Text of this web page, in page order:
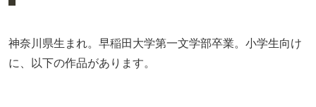
神奈川県生まれ。早稲田大学第一文学部卒業。小学生向け
に、以下の作品があります。